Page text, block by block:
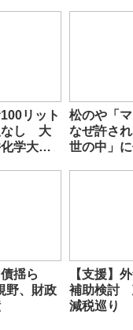
リット
なし 大
学大阪
松のや「
なぜ許さ
世の中」
揺ら
野、財政
【支援】
補助検討
減税巡り